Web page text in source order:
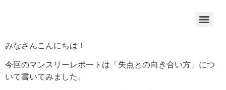
みなさんこんにちは！
今回のマンスリーレポートは「失点との向き合い方」につ
いて書いてみました。